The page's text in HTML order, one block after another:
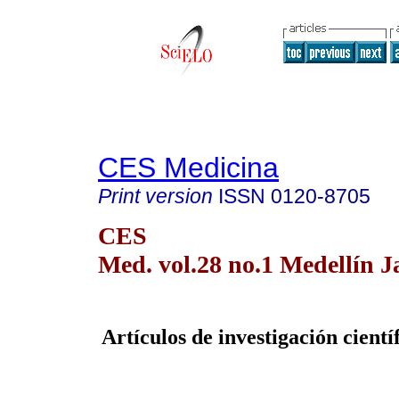
CES Medicina
Print version ISSN 0120-8705
CES
Med. vol.28 no.1 Medellín
Artículos de investigación